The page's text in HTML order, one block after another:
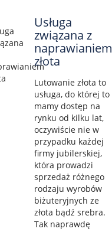
Usługa
związana z
naprawianiem
złota
Lutowanie złota to
usługa, do której to
mamy dostęp na
rynku od kilku lat,
oczywiście nie w
przypadku każdej
firmy jubilerskiej,
która prowadzi
sprzedaż różnego
rodzaju wyrobów
biżuteryjnych ze
złota bądź srebra.
Tak naprawdę